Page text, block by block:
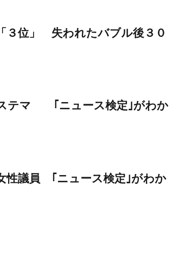
３位」 失われたバブル後３０
テマ ｢ニュース検定｣がわか
性議員 ｢ニュース検定｣がわか